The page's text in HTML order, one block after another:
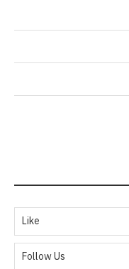
Like
Follow Us